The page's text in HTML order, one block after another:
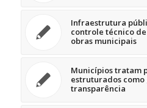
Infraestrutura
controle técnico
obras municipais
Municípios tratam
estruturados como
transparência